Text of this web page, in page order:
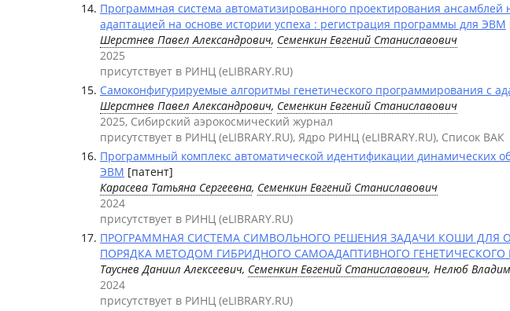
Программная система автоматизированного проектирования
адаптацией на основе истории успеха : регистрация программы для ЭВМ
Шерстнев Павел Александрович, Семенкин Евгений Станиславович
2025
присутствует в РИНЦ (eLIBRARY.RU)
Самоконфигурируемые алгоритмы генетического программирования с
Шерстнев Павел Александрович, Семенкин Евгений Станиславович
2025, Сибирский аэрокосмический журнал
присутствует в РИНЦ (eLIBRARY.RU), Ядро РИНЦ (eLIBRARY.RU), Список ВАК
Программный комплекс автоматической идентификации динамических
ЭВМ [патент]
Карасева Татьяна Сергеевна, Семенкин Евгений Станиславович
2024
присутствует в РИНЦ (eLIBRARY.RU)
ПРОГРАММНАЯ СИСТЕМА СИМВОЛЬНОГО РЕШЕНИЯ ЗАДАЧИ КОШИ ДЛЯ
ПОРЯДКА МЕТОДОМ ГИБРИДНОГО САМОАДАПТИВНОГО ГЕНЕТИЧЕСКОГО
Тауснев Даниил Алексеевич, Семенкин Евгений Станиславович, Нелюб
2024
присутствует в РИНЦ (eLIBRARY.RU)